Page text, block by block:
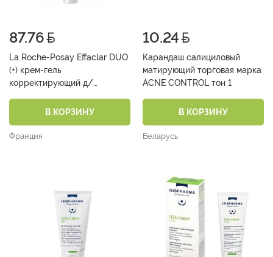
87.76
La Roche-Posay Effaclar DUO
(+) крем-гель
корректирующий д/
В КОРЗИНУ
Франция
10.24
Карандаш салициловый
матирующий торговая марка
ACNE CONTROL тон 1
В КОРЗИНУ
Беларусь